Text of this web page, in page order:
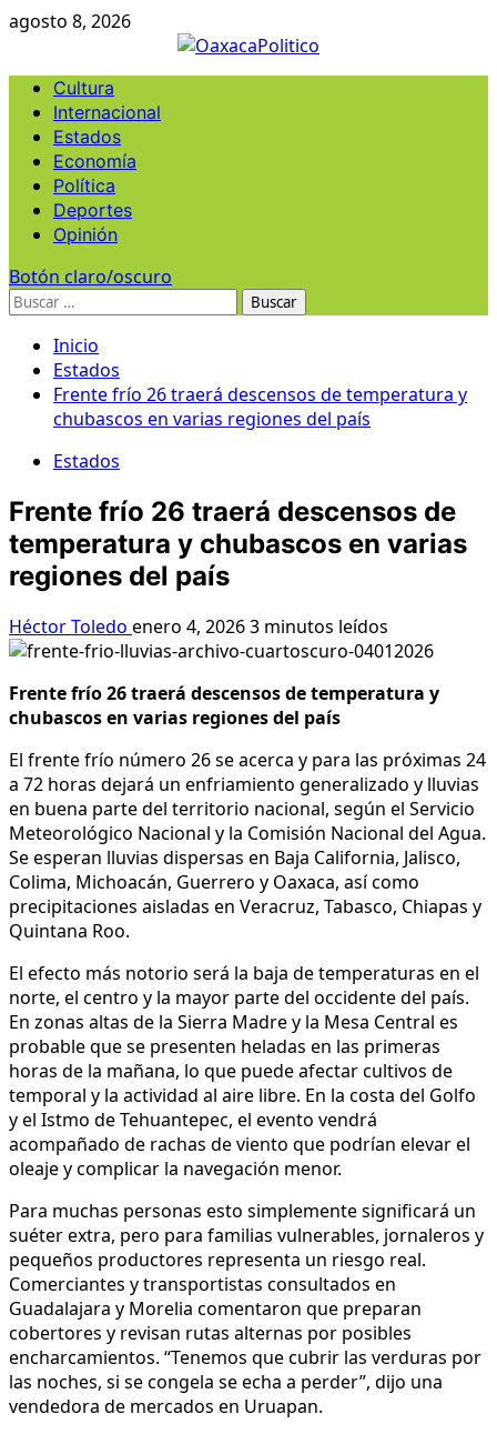
Ir
agosto 8, 2026
Menú
principal
Cultura
Internacional
Estados
Economía
Política
Deportes
Opinión
Botón claro/oscuro
Buscar:
Inicio
Estados
Frente frío 26 traerá descensos de temperatura y
chubascos en varias regiones del país
Estados
Frente frío 26 traerá descensos de
temperatura y chubascos en varias
regiones del país
Héctor Toledo enero 4, 20263 minutos leídos
Frente frío 26 traerá descensos de temperatura y
chubascos en varias regiones del país
El frente frío número 26 se acerca y para las próximas 24
a 72 horas dejará un enfriamiento generalizado y lluvias
en buena parte del territorio nacional, según el Servicio
Meteorológico Nacional y la Comisión Nacional del Agua.
Se esperan lluvias dispersas en Baja California, Jalisco,
Colima, Michoacán, Guerrero y Oaxaca, así como
precipitaciones aisladas en Veracruz, Tabasco, Chiapas y
Quintana Roo.
El efecto más notorio será la baja de temperaturas en el
norte, el centro y la mayor parte del occidente del país.
En zonas altas de la Sierra Madre y la Mesa Central es
probable que se presenten heladas en las primeras
horas de la mañana, lo que puede afectar cultivos de
temporal y la actividad al aire libre. En la costa del Golfo
y el Istmo de Tehuantepec, el evento vendrá
acompañado de rachas de viento que podrían elevar el
oleaje y complicar la navegación menor.
Para muchas personas esto simplemente significará un
suéter extra, pero para familias vulnerables, jornaleros y
pequeños productores representa un riesgo real.
Comerciantes y transportistas consultados en
Guadalajara y Morelia comentaron que preparan
cobertores y revisan rutas alternas por posibles
encharcamientos. “Tenemos que cubrir las verduras por
las noches, si se congela se echa a perder”, dijo una
vendedora de mercados en Uruapan.